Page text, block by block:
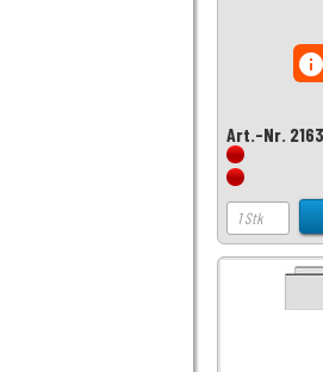
Art.-Nr.